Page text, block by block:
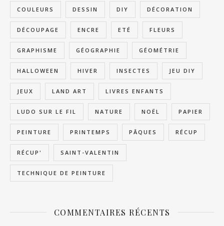
COULEURS DESSIN DIY DÉCORATION
DÉCOUPAGE ENCRE ETÉ FLEURS
GRAPHISME GÉOGRAPHIE GÉOMÉTRIE
HALLOWEEN HIVER INSECTES JEU DIY
JEUX LAND ART LIVRES ENFANTS
LUDO SUR LE FIL NATURE NOËL PAPIER
PEINTURE PRINTEMPS PÂQUES RÉCUP
RÉCUP' SAINT-VALENTIN
TECHNIQUE DE PEINTURE
COMMENTAIRES RÉCENTS